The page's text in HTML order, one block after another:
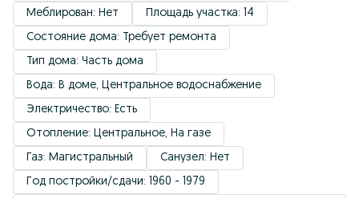
Меблирован: Нет
Площадь участка: 14
Состояние дома: Требует ремонта
Тип дома: Часть дома
Вода: В доме, Центральное водоснабжение
Электричество: Есть
Отопление: Центральное, На газе
Газ: Магистральный
Санузел: Нет
Год постройки/сдачи: 1960 - 1979